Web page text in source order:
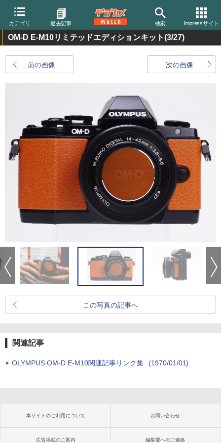
カテゴリ 過去記事 検索 Impressサイト
OM-D E-M10リミテッドエディションキット(3/27)
前の画像 次の画像
この写真の記事へ
関連記事
OLYMPUS OM-D E-M10関連記事リンク集 (1970/01/01)
本サイトのご利用について お問い合わせ
広告掲載のご案内 編集部へのご連絡